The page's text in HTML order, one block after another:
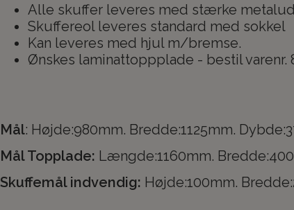
Alle skuffer leveres med stærke
Skuffereol leveres standard med sokkel
Kan leveres med hjul m/bremse.
Ønskes laminattoppplade - bestil varenr.
Mål: Højde:980mm. Bredde:1125mm.
Mål Topplade: Længde:1160mm.
Skuffemål indvendig: Højde:100mm.